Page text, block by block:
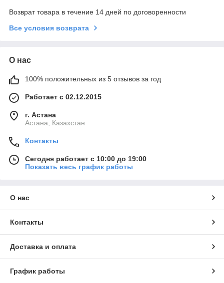
Возврат товара в течение 14 дней по договоренности
Все условия возврата
О нас
100% положительных из 5 отзывов за год
Работает с 02.12.2015
г. Астана
Астана, Казахстан
Контакты
Сегодня работает с 10:00 до 19:00
Показать весь график работы
О нас
Контакты
Доставка и оплата
График работы